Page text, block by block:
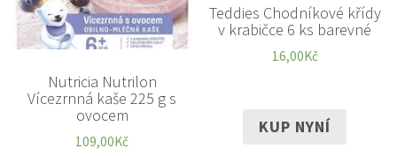
Nutricia Nutrilon
Vícezrnná kaše 225 g s
ovocem
109,00Kč
Teddies Chodníkové křídy
v krabičce 6 ks barevné
16,00Kč
KUP NYNÍ